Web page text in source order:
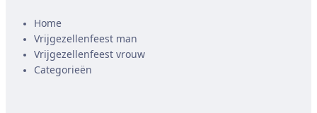
Home
Vrijgezellenfeest man
Vrijgezellenfeest vrouw
Categorieën